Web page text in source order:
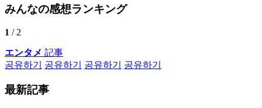
みんなの感想ランキング
1 / 2
エンタメ 記事
공유하기
공유하기 공유하기 공유하기
最新記事